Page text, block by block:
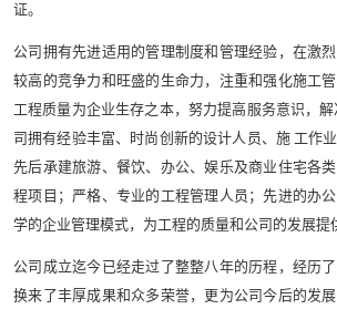
证。
公司拥有先进适用的管理制度和管理经验，在激
较高的竞争力和旺盛的生命力，注重和强化施工
工程质量为企业生存之本，努力提高服务意识，
司拥有经验丰富、时尚创新的设计人员、施 工作
先后承建旅游、餐饮、办公、娱乐及商业住宅各
程项目；严格、专业的工程管理人员；先进的办
学的企业管理模式，为工程的质量和公司的发展提
公司成立迄今已经走过了整整八年的历程，经历了
换来了丰厚成果和众多荣誉，更为公司今后的发